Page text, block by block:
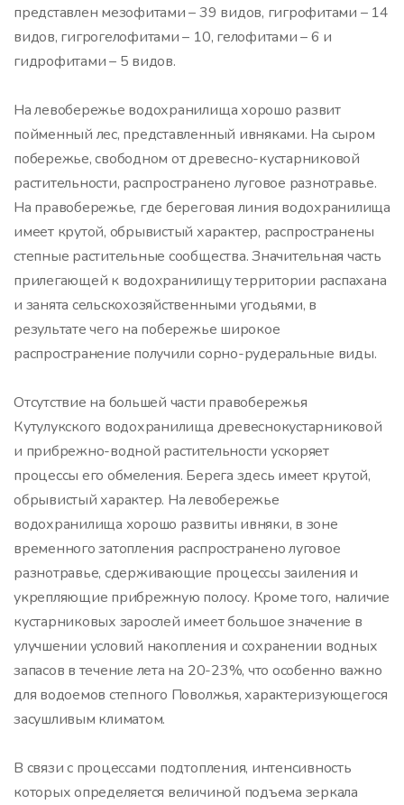
представлен мезофитами – 39 видов, гигрофитами – 14
видов, гигрогелофитами – 10, гелофитами – 6 и
гидрофитами – 5 видов.
На левобережье водохранилища хорошо развит
пойменный лес, представленный ивняками. На сыром
побережье, свободном от древесно-кустарниковой
растительности, распространено луговое разнотравье.
На правобережье, где береговая линия водохранилища
имеет крутой, обрывистый характер, распространены
степные растительные сообщества. Значительная часть
прилегающей к водохранилищу территории распахана
и занята сельскохозяйственными угодьями, в
результате чего на побережье широкое
распространение получили сорно-рудеральные виды.
Отсутствие на большей части правобережья
Кутулукского водохранилища древеснокустарниковой
и прибрежно-водной растительности ускоряет
процессы его обмеления. Берега здесь имеет крутой,
обрывистый характер. На левобережье
водохранилища хорошо развиты ивняки, в зоне
временного затопления распространено луговое
разнотравье, сдерживающие процессы заиления и
укрепляющие прибрежную полосу. Кроме того, наличие
кустарниковых зарослей имеет большое значение в
улучшении условий накопления и сохранении водных
запасов в течение лета на 20-23%, что особенно важно
для водоемов степного Поволжья, характеризующегося
засушливым климатом.
В связи с процессами подтопления, интенсивность
которых определяется величиной подъема зеркала